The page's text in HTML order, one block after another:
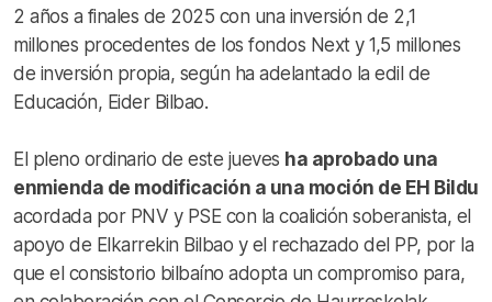
2 años a finales de 2025 con una inversión de 2,1
millones procedentes de los fondos Next y 1,5 millones
de inversión propia, según ha adelantado la edil de
Educación, Eider Bilbao.
El pleno ordinario de este jueves ha aprobado una
enmienda de modificación a una moción de EH Bildu
acordada por PNV y PSE con la coalición soberanista, el
apoyo de Elkarrekin Bilbao y el rechazado del PP, por la
que el consistorio bilbaíno adopta un compromiso para,